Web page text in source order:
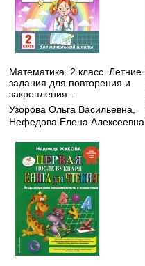
Математика. 2 класс. Летние
задания для повторения и
закрепления...
Узорова Ольга Васильевна,
Нефедова Елена Алексеевна